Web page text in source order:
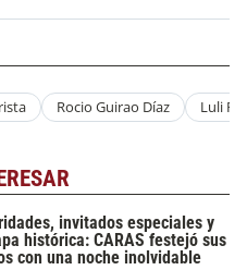
Rocio Guirao Díaz Luli
invitados especiales y
histórica: CARAS festejó sus
con una noche inolvidable